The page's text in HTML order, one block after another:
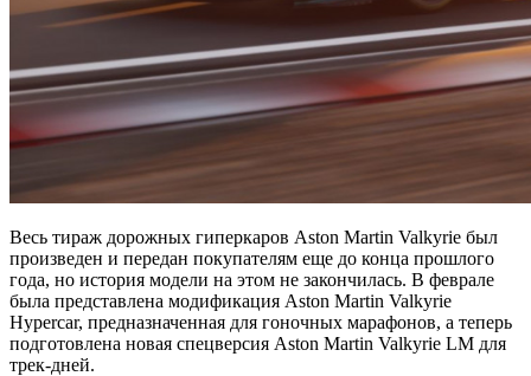
Весь тираж дорожных гиперкаров Aston Martin Valkyrie был
произведен и передан покупателям еще до конца прошлого
года, но история модели на этом не закончилась. В феврале
была представлена модификация Aston Martin Valkyrie
Hypercar, предназначенная для гоночных марафонов, а теперь
подготовлена новая спецверсия Aston Martin Valkyrie LM для
трек-дней.